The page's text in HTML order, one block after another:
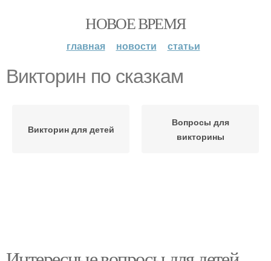
НОВОЕ ВРЕМЯ
главная новости статьи
Викторин по сказкам
Викторин для детей
Вопросы для
викторины